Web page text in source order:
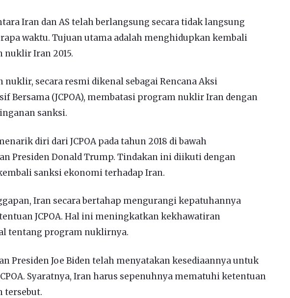
Iran dan AS telah berlangsung secara tidak langsung
waktu. Tujuan utama adalah menghidupkan kembali
nuklir Iran 2015.
nuklir, secara resmi dikenal sebagai Rencana Aksi
Bersama (JCPOA), membatasi program nuklir Iran dengan
sanksi.
diri dari JCPOA pada tahun 2018 di bawah
Presiden Donald Trump. Tindakan ini diikuti dengan
sanksi ekonomi terhadap Iran.
Iran secara bertahap mengurangi kepatuhannya
JCPOA. Hal ini meningkatkan kekhawatiran
tentang program nuklirnya.
Presiden Joe Biden telah menyatakan kesediaannya untuk
Syaratnya, Iran harus sepenuhnya mematuhi ketentuan
tersebut.